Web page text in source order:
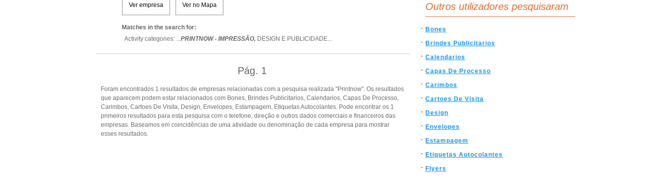
Ver empresa Ver no Mapa
Matches in the search for:
Activity categories: ...PRINTNOW - IMPRESSÃO, DESIGN E PUBLICIDADE...
Pág. 1
Foram encontrados 1 resultados de empresas relacionadas com a pesquisa realizada "Printnow". Os resultados
que aparecem podem estar relacionados com Bones, Brindes Publicitarios, Calendarios, Capas De Processo,
Carimbos, Cartoes De Visita, Design, Envelopes, Estampagem, Etiquetas Autocolantes. Pode encontrar os 1
primeiros resultados para esta pesquisa com o telefone, direção e outros dados comerciais e financeiros das
empresas. Baseamos em coincidências de uma atividade ou denominação de cada empresa para mostrar
esses resultados.
Outros utilizadores pesquisaram
Bones
Brindes Publicitarios
Calendarios
Capas De Processo
Carimbos
Cartoes De Visita
Design
Envelopes
Estampagem
Etiquetas Autocolantes
Flyers